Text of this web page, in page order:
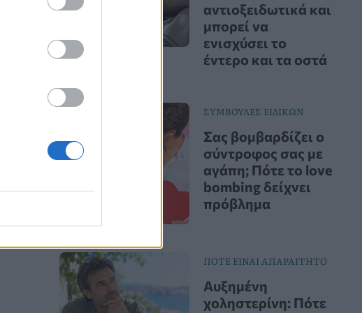
αντιοξειδωτικά και
μπορεί να
ενισχύσει το
έντερο και τα οστά
ΣΥΜΒΟΥΛΕΣ ΕΙΔΙΚΩΝ
Σας βομβαρδίζει ο
σύντροφος σας με
αγάπη; Πότε το love
bombing δείχνει
πρόβλημα
ΠΟΤΕ ΕΙΝΑΙ ΑΠΑΡΑΙΤΗΤΟ
Αυξημένη
χοληστερίνη: Πότε